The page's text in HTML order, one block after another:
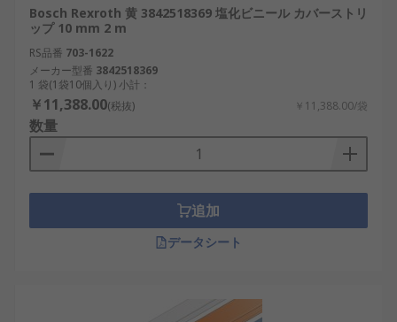
Bosch Rexroth 黄 3842518369 塩化ビニール カバーストリ
ップ 10 mm 2 m
RS品番 703-1622
メーカー型番 3842518369
1 袋(1袋10個入り) 小計：
￥11,388.00(税抜) ￥11,388.00/袋
数量
追加
データシート